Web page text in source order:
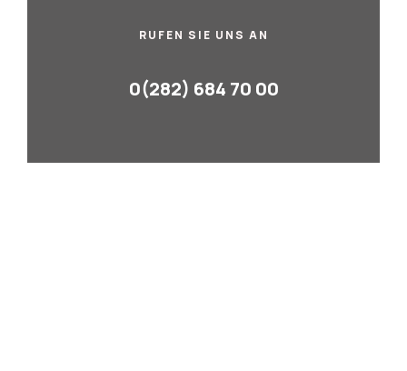
RUFEN SIE UNS AN
0(282) 684 70 00